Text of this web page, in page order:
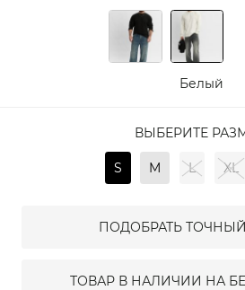
Белый
ВЫБЕРИТЕ
S M L XL
ПОДОБРАТЬ
ТОВАР В НАЛИЧИИ НА
Аксессуары